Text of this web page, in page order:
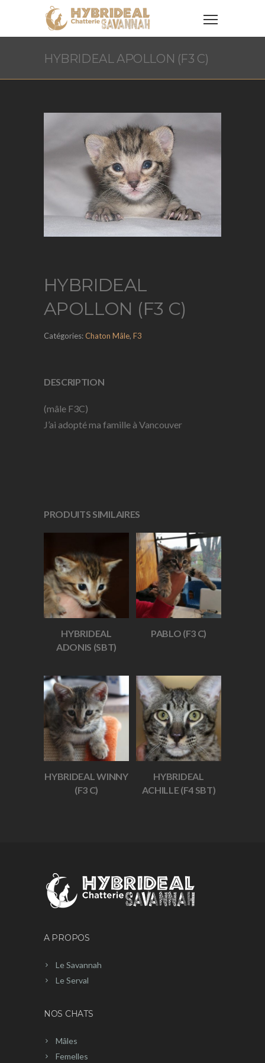
HYBRIDEAL APOLLON (F3 C)
HYBRIDEAL
APOLLON (F3 C)
Catégories:Chaton Mâle, F3
DESCRIPTION
(mâle F3C)
J’ai adopté ma famille à Vancouver
PRODUITS SIMILAIRES
HYBRIDEAL
ADONIS (SBT)
PABLO (F3 C)
HYBRIDEAL WINNY
(F3 C)
HYBRIDEAL
ACHILLE (F4 SBT)
A PROPOS
Le Savannah
Le Serval
NOS CHATS
Mâles
Femelles